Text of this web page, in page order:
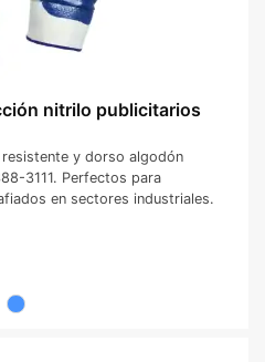
nitrilo publicitarios
y dorso algodón
3111. Perfectos para
en sectores industriales.